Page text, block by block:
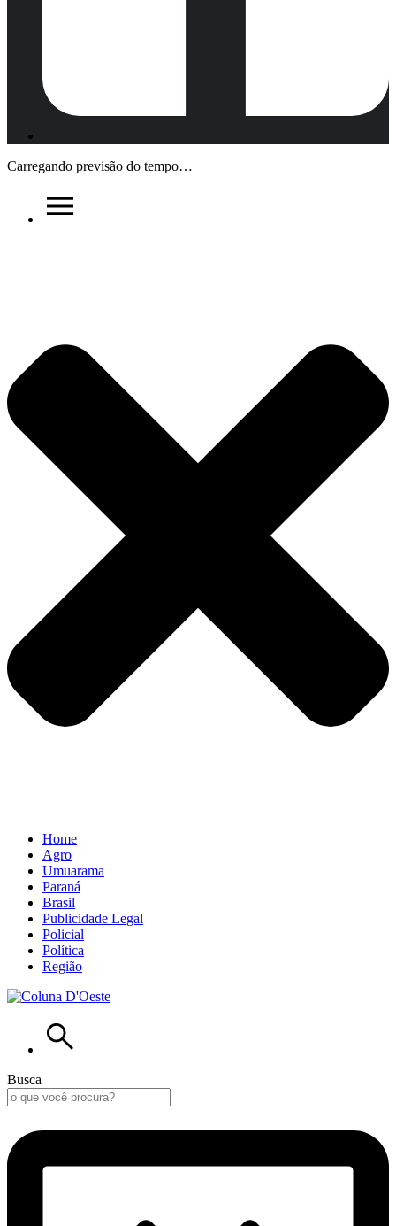
Carregando previsão do tempo…
Home
Agro
Umuarama
Paraná
Brasil
Publicidade Legal
Policial
Política
Região
Busca